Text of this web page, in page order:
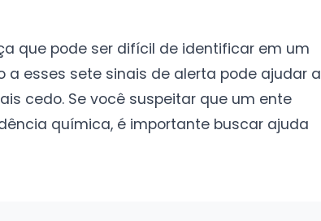
que pode ser difícil de identificar em um
a esses sete sinais de alerta pode ajudar a
cedo. Se você suspeitar que um ente
química, é importante buscar ajuda